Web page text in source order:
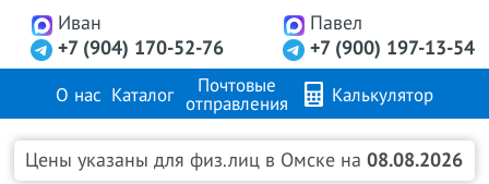
Иван
+7 (904) 170-52-76
Павел
+7 (900) 197-13-54
О нас Каталог
Почтовые
отправления
Калькулятор
Продажа металлов FAQ Контакты
Цены указаны для физ.лиц в Омске на08.08.2026